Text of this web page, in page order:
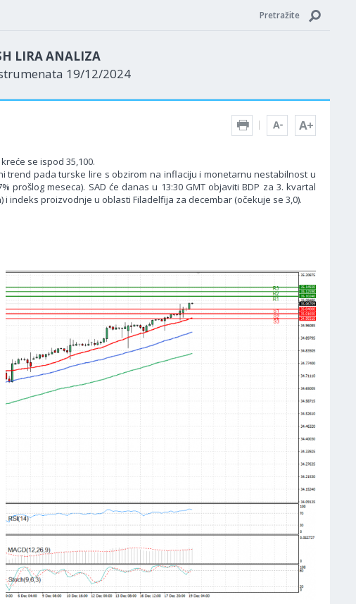
Pretražite
LIRA ANALIZA
19/12/2024
se ispod 35,100.
pada turske lire s obzirom na inflaciju i monetarnu nestabilnost u
prošlog meseca). SAD će danas u 13:30 GMT objaviti BDP za 3. kvartal
indeks proizvodnje u oblasti Filadelfija za decembar (očekuje se 3,0).